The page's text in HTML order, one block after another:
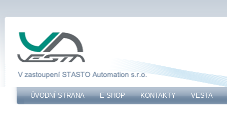
ÚVODNÍ STRANA E-SHOP KONTAKTY VESTA